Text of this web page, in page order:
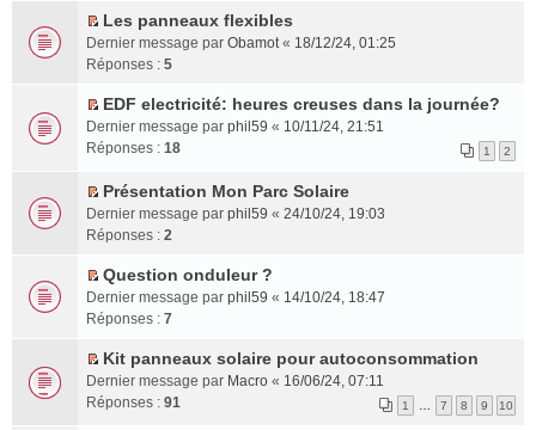
c
e
n
u
s
r
c
e
n
e
p
u
s
r
c
e
n
n
n
u
l
e
u
s
é
c
e
s
a
g
e
n
o
l
p
l
u
é
c
l
e
e
s
s
g
e
n
n
l
u
e
p
l
s
u
l
e
r
l
m
e
s
a
g
e
o
n
l
C
o
s
u
l
e
r
l
m
e
s
a
g
e
Les panneaux flexibles
Dernier message par Obamot« 18/12/24, 01:25
Réponses : 5
C
o
s
u
l
e
r
l
m
e
s
EDF electricité: heures creuses dans la journée?
Dernier message par phil59 « 10/11/24, 21:51
Réponses : 18 1 2
C
o
s
u
l
e
r
l
Présentation Mon Parc Solaire
Dernier message par phil59 « 24/10/24, 19:03
Réponses : 2
C
o
s
u
l
Question onduleur ?
Dernier message par phil59 « 14/10/24, 18:47
Réponses : 7
C
o
Kit panneaux solaire pour autoconsommation
Dernier message par Macro « 16/06/24, 07:11
Réponses : 91 1 7 8 9 10